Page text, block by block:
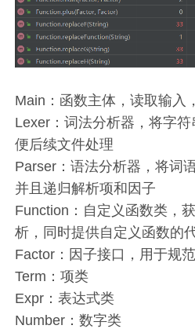
Main：函数主体，读取输入
Lexer：词法分析器，将字
便后续文件处理
Parser：语法分析器，将词
并且递归解析项和因子
Function：自定义函数类，
析，同时提供自定义函数的
Factor：因子接口，用于规
Term：项类
Expr：表达式类
Number：数字类